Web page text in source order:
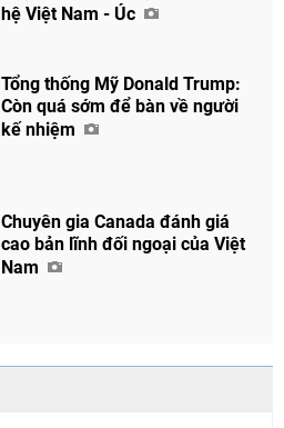
Facebook
hệ Việt Nam - Úc
Tổng thống Mỹ Donald Trump:
Còn quá sớm để bàn về người
kế nhiệm
Chuyên gia Canada đánh giá
cao bản lĩnh đối ngoại của Việt
Nam